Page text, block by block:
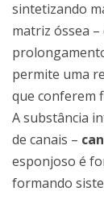
sintetizando
matriz óssea
permite uma
que conferem
A substância
de canais –
esponjoso é
formando